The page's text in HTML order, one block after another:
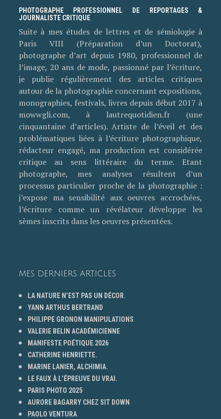
PHOTOGRAPHE PROFESSIONNEL DE REPORTAGES &
JOURNALISTE CRITIQUE
Suite à mes études de lettres et de sémiologie à
Paris VIII (Préparation d’un Doctorat),
photographe d’art depuis 1980, professionnel de
l’image, 20 ans de mode, passionné par l’écriture,
je publie régulièrement des articles critiques
autour de la photographie concernant expositions,
monographies, festivals, livres depuis début 2017 à
mowwgli.com, à lautrequotidien.fr (une
cinquantaine d’articles). Artiste de l’éveil et des
problématiques liées à l’écriture photographique,
rédacteur engagé, ma production est considérée
critique au sens littéraire du terme. Etant
photographe, mes analyses résultent d’un
processus particulier proche de la photographie :
j’expose ma sensibilité aux oeuvres accrochées,
l’écriture comme un révélateur développe les
sèmes inscrits dans les oeuvres présentées.
MES DERNIERS ARTICLES
LA NATURE N’EST PAS UN DÉCOR.
YANN ARTHUS BERTRAND
PHILIPPE GRONON MANIPULATIONS
VALERIE BELIN ACADÉMICIENNE
MANIFESTE POÉTIQUE 2026
CATHERINE HENRIETTE.
MARINE LANIER, ALCHIMIA.
LE FAUX À L’ÉPREUVE DU VRAI.
PARIS PHOTO 2025
AURORE BAGARRY CHEZ SIT DOWN
PAOLO VENTURA